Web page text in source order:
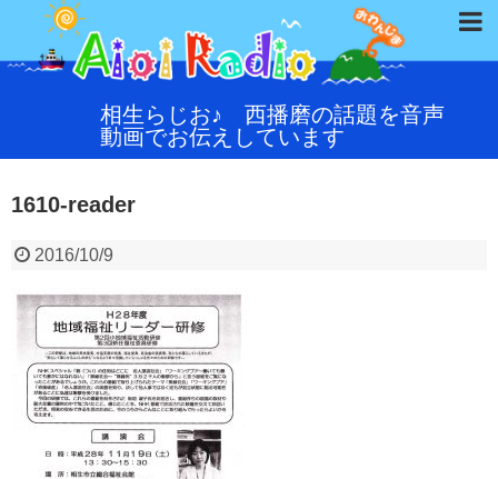
相生らじお♪ 西播磨の話題を音声
動画でお伝えしています
1610-reader
2016/10/9